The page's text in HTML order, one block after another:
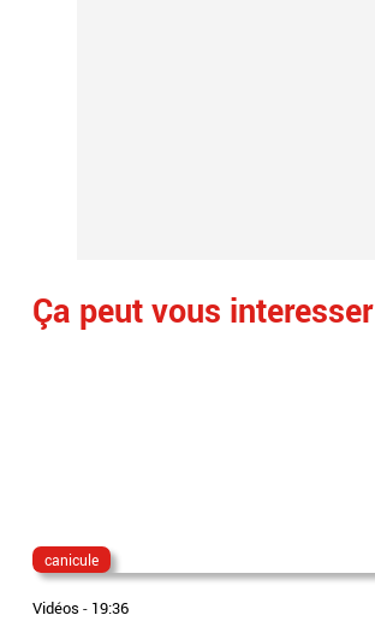
Ça peut vous interesser
canicule
Vidéos - 19:36